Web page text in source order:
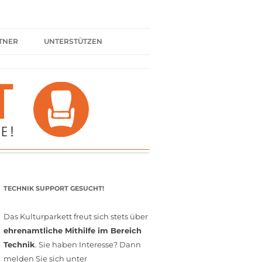
UNTERSTÜTZEN
SPENDEN
FÖRDERMITGLIED WERDEN
MITGLIEDSCHAFT
TECHNIK SUPPORT GESUCHT!
Das Kulturparkett freut sich stets über
ehrenamtliche Mithilfe im Bereich
Technik. Sie haben Interesse? Dann
melden Sie sich unter